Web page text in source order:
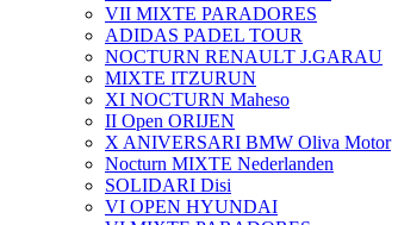
VII MIXTE PARADORES
ADIDAS PADEL TOUR
NOCTURN RENAULT J.GARAU
MIXTE ITZURUN
XI NOCTURN Maheso
II Open ORIJEN
X ANIVERSARI BMW Oliva Motor
Nocturn MIXTE Nederlanden
SOLIDARI Disi
VI OPEN HYUNDAI